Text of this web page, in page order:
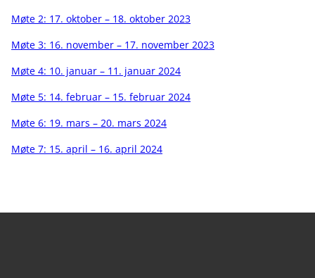
Møte 2: 17. oktober – 18. oktober 2023
Møte 3: 16. november – 17. november 2023
Møte 4: 10. januar – 11. januar 2024
Møte 5: 14. februar – 15. februar 2024
Møte 6: 19. mars – 20. mars 2024
Møte 7: 15. april – 16. april 2024